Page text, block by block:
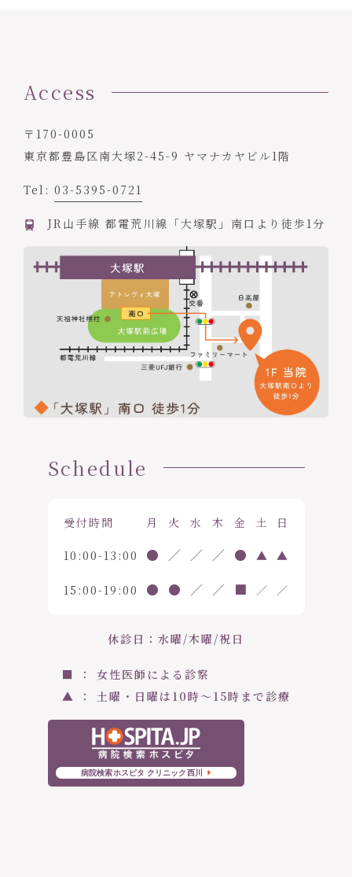
Access
〒170-0005
東京都豊島区南大塚2-45-9 ヤマナカヤビル1階
Tel: 03-5395-0721
JR山手線 都電荒川線「大塚駅」南口より徒歩1分
Schedule
受付時間 月 火 水 木 金 土 日
10:00-13:00 ● ／ ／ ／ ● ▲ ▲
15:00-19:00 ● ● ／ ／ ■ ／ ／
休診日：水曜/木曜/祝日
■ ： 女性医師による診察
▲ ： 土曜・日曜は10時〜15時まで診療
病院検索ホスピタ クリニック西川